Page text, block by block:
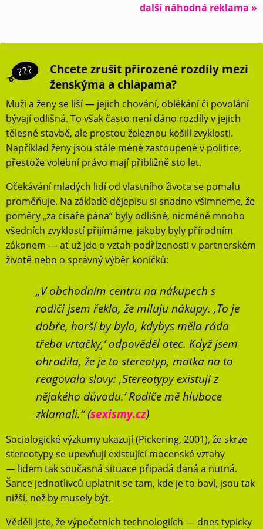
další náhodná reklama »
Chcete zrušit přirozené rozdíly mezi
ženskýma a chlapama?
Muži a ženy se liší — jejich chování, oblékání či povolání
bývají odlišná. To však často není dáno rozdíly v jejich
tělesné stavbě, ale prostou železnou košilí zvyklosti.
Například ženy jsou stále méně zastoupené v politice,
přestože volební právo mají přibližně sto let.
Očekávání mladých lidí od vlastního života se pomalu
proměňuje. Na základě dějepisu si snadno všimneme, že
poměry „za císaře pána“ byly odlišné, nicméně mnoho
všedních zvyklostí přijímáme, jakoby byly přírodním
zákonem — ať už jde o vztah podřízenosti v partnerském
životě nebo o správný výběr koníčků:
„V obchodním centru na nákupech s
rodiči jsem řekla, že miluju nákupy. ‚To je
dobře, horší by bylo, kdybys měla ráda
třeba vrtačky,‘ odpověděl otec. Když jsem
ohradila, že je to stereotyp, matka na to
reagovala slovy: ,Stereotypy existují z
nějakého důvodu.‘ Rodiče mě hluboce
zklamali.“ (sexismy.cz)
Sociologické výzkumy ukazují (Pickering, 2001), že skrze
stereotypy se upevňují existující mocenské vztahy
— lidem tak současná situace připadá daná a nutná.
Šance jednotlivců uplatnit se tam, kde je to baví, jsou tak
nižší, než by musely být.
Věděli jste, že výpočetních technologiích — dnes typicky